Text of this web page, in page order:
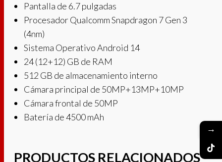
Pantalla de 6.7 pulgadas
Procesador Qualcomm Snapdragon 7 Gen 3
(4nm)
Sistema Operativo Android 14
24 (12+12) GB de RAM
512 GB de almacenamiento interno
Cámara principal de 50MP+13MP+10MP
Cámara frontal de 50MP
Batería de 4500 mAh
PRODUCTOS RELACIONADOS
→